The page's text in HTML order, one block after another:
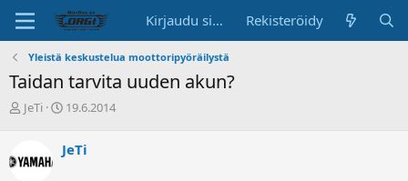
Kirjaudu sisään Rekisteröidy
Yleistä keskustelua moottoripyöräilystä
Taidan tarvita uuden akun?
K
k
u
JeTi
A
i
19.6.2014
JeTi